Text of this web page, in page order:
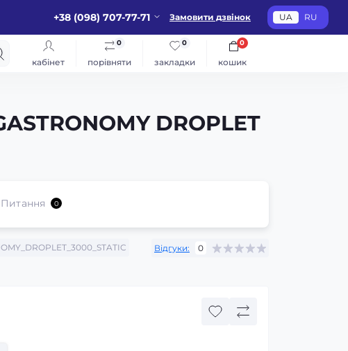
+38 (098) 707-77-71 Замовити дзвінок UA RU
кабінет порівняти
0
закладки
0
кошик
0
DROPLET
Питання 0
Відгуки: 0